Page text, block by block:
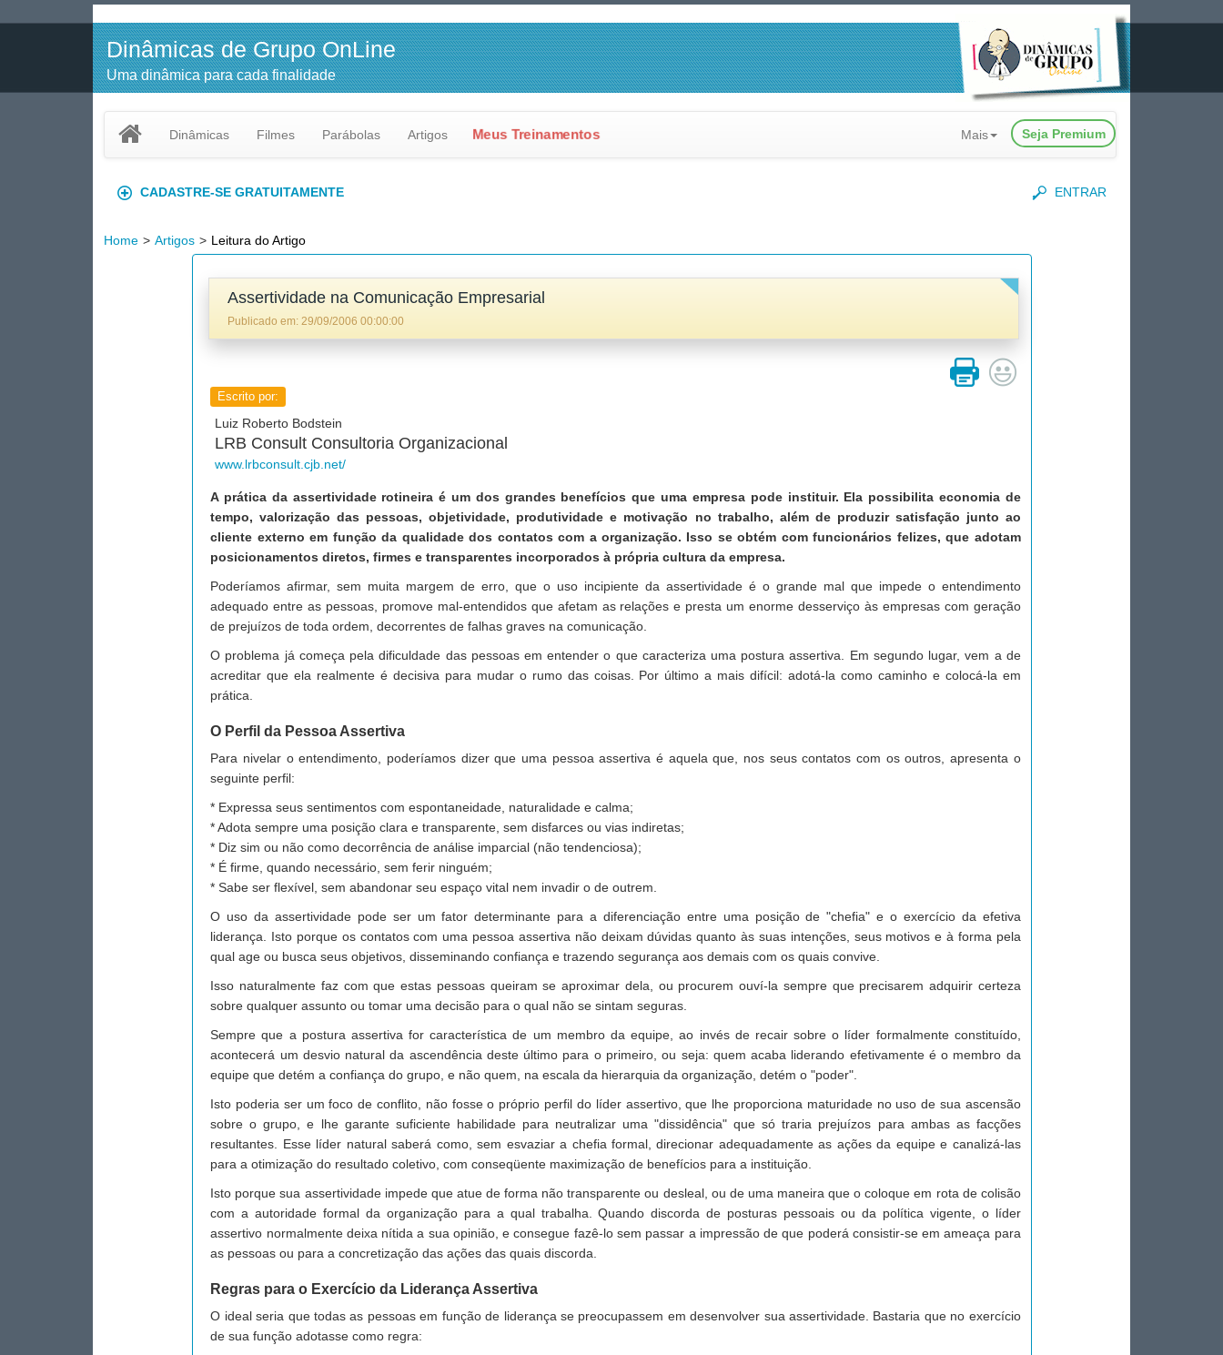
Dinâmicas de Grupo OnLine
Uma dinâmica para cada finalidade
Dinâmicas Filmes Parábolas Artigos Meus Treinamentos Mais Seja Premium
CADASTRE-SE GRATUITAMENTE ENTRAR
Home > Artigos > Leitura do Artigo
Assertividade na Comunicação Empresarial
Publicado em:29/09/2006 00:00:00
Escrito por:
Luiz Roberto Bodstein
LRB Consult Consultoria Organizacional
www.lrbconsult.cjb.net/
A prática da assertividade rotineira é um dos grandes benefícios que uma empresa pode instituir. Ela possibilita economia de
tempo, valorização das pessoas, objetividade, produtividade e motivação no trabalho, além de produzir satisfação junto ao
cliente externo em função da qualidade dos contatos com a organização. Isso se obtém com funcionários felizes, que adotam
posicionamentos diretos, firmes e transparentes incorporados à própria cultura da empresa.
Poderíamos afirmar, sem muita margem de erro, que o uso incipiente da assertividade é o grande mal que impede o entendimento
adequado entre as pessoas, promove mal-entendidos que afetam as relações e presta um enorme desserviço às empresas com geração
de prejuízos de toda ordem, decorrentes de falhas graves na comunicação.
O problema já começa pela dificuldade das pessoas em entender o que caracteriza uma postura assertiva. Em segundo lugar, vem a de
acreditar que ela realmente é decisiva para mudar o rumo das coisas. Por último a mais difícil: adotá-la como caminho e colocá-la em
prática.
O Perfil da Pessoa Assertiva
Para nivelar o entendimento, poderíamos dizer que uma pessoa assertiva é aquela que, nos seus contatos com os outros, apresenta o
seguinte perfil:
* Expressa seus sentimentos com espontaneidade, naturalidade e calma;
* Adota sempre uma posição clara e transparente, sem disfarces ou vias indiretas;
* Diz sim ou não como decorrência de análise imparcial (não tendenciosa);
* É firme, quando necessário, sem ferir ninguém;
* Sabe ser flexível, sem abandonar seu espaço vital nem invadir o de outrem.
O uso da assertividade pode ser um fator determinante para a diferenciação entre uma posição de "chefia" e o exercício da efetiva
liderança. Isto porque os contatos com uma pessoa assertiva não deixam dúvidas quanto às suas intenções, seus motivos e à forma pela
qual age ou busca seus objetivos, disseminando confiança e trazendo segurança aos demais com os quais convive.
Isso naturalmente faz com que estas pessoas queiram se aproximar dela, ou procurem ouví-la sempre que precisarem adquirir certeza
sobre qualquer assunto ou tomar uma decisão para o qual não se sintam seguras.
Sempre que a postura assertiva for característica de um membro da equipe, ao invés de recair sobre o líder formalmente constituído,
acontecerá um desvio natural da ascendência deste último para o primeiro, ou seja: quem acaba liderando efetivamente é o membro da
equipe que detém a confiança do grupo, e não quem, na escala da hierarquia da organização, detém o "poder".
Isto poderia ser um foco de conflito, não fosse o próprio perfil do líder assertivo, que lhe proporciona maturidade no uso de sua ascensão
sobre o grupo, e lhe garante suficiente habilidade para neutralizar uma "dissidência" que só traria prejuízos para ambas as facções
resultantes. Esse líder natural saberá como, sem esvaziar a chefia formal, direcionar adequadamente as ações da equipe e canalizá-las
para a otimização do resultado coletivo, com conseqüente maximização de benefícios para a instituição.
Isto porque sua assertividade impede que atue de forma não transparente ou desleal, ou de uma maneira que o coloque em rota de colisão
com a autoridade formal da organização para a qual trabalha. Quando discorda de posturas pessoais ou da política vigente, o líder
assertivo normalmente deixa nítida a sua opinião, e consegue fazê-lo sem passar a impressão de que poderá consistir-se em ameaça para
as pessoas ou para a concretização das ações das quais discorda.
Regras para o Exercício da Liderança Assertiva
O ideal seria que todas as pessoas em função de liderança se preocupassem em desenvolver sua assertividade. Bastaria que no exercício
de sua função adotasse como regra: